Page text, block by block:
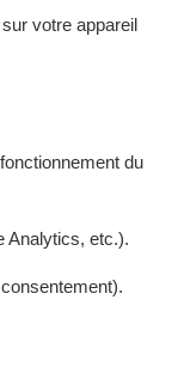
votre appareil
du
Analytics, etc.).